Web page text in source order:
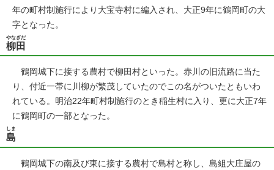
年の町村制施行により大宝寺村に編入され、大正9年に鶴岡町の大
字となった。
柳田
やなぎだ
鶴岡城下に接する農村で柳田村といった。赤川の旧流路に当た
り、付近一帯に川柳が繁茂していたのでこの名がついたともいわ
れている。明治22年町村制施行のとき稲生村に入り、更に大正7年
に鶴岡町の一部となった。
島
しま
鶴岡城下の南及び東に接する農村で島村と称し、島組大庄屋の